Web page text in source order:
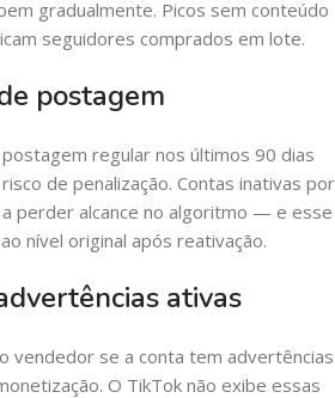
gradualmente. Picos sem conteúdo
seguidores comprados em lote.
postagem
regular nos últimos 90 dias
de penalização. Contas inativas por
perder alcance no algoritmo — e esse
nível original após reativação.
ativas
vendedor se a conta tem advertências
O TikTok não exibe essas